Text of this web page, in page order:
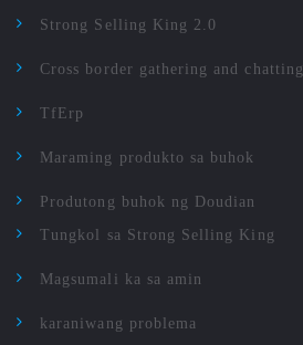
Strong Selling King 2.0
Cross border gathering and chatting
TfErp
Maraming produkto sa buhok
Produtong buhok ng Doudian
Tungkol sa Strong Selling King
Magsumali ka sa amin
karaniwang problema